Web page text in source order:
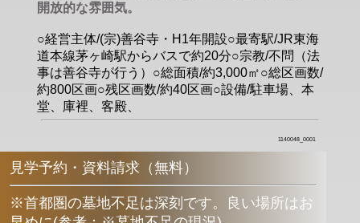
開放的な雰囲気。
○経営主体/(宗)善谷寺・H1年開設○最寄駅/JR東海
道本線茅ヶ崎駅からバスで約20分○宗教/不問（法
事は善谷寺が行う）○総面積/約3,000㎡○総区画数/
約800区画○残区画数/約40区画○設備/駐車場、本
堂、庫裡、客殿、
1140048_0001
見学予約・資料請求（無料）
※首都圏の墓地不足は深刻です。良い場所はお